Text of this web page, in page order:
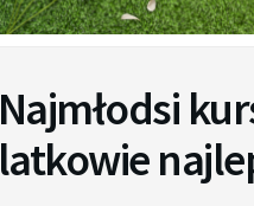
Najmłodsi
latkowie